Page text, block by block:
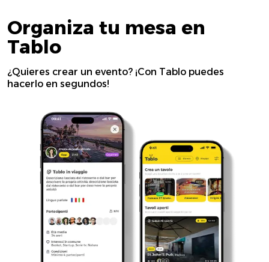
Organiza tu mesa en
Tablo
¿Quieres crear un evento? ¡Con Tablo puedes
hacerlo en segundos!